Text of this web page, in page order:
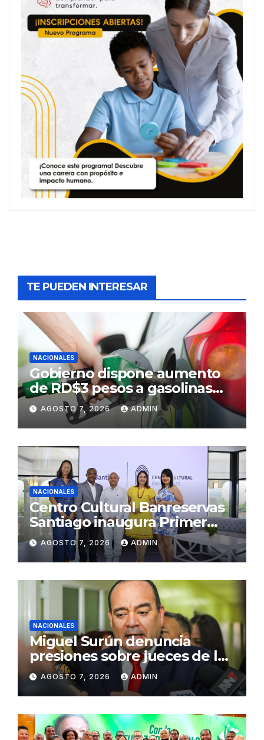
TE PUEDEN INTERESAR
NACIONALES
Gobierno dispone aumento
de RD$3 pesos a gasolinas
premium y regular
AGOSTO 7, 2026 ADMIN
NACIONALES
Centro Cultural Banreservas
Santiago inaugura Primer
Congreso de Artesanos de
Santiago
AGOSTO 7, 2026 ADMIN
NACIONALES
Miguel Surún denuncia
presiones sobre jueces de la
Suprema Corte de Justicia
AGOSTO 7, 2026 ADMIN